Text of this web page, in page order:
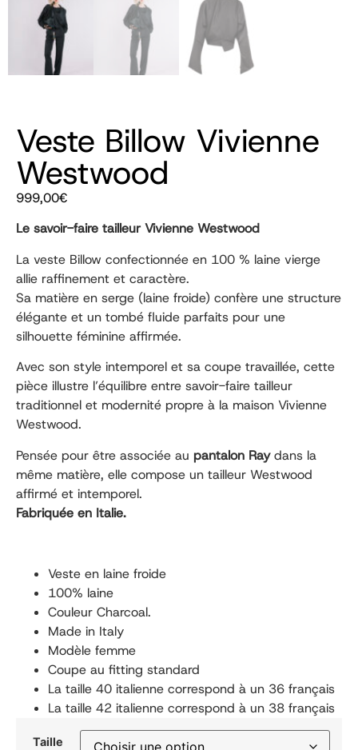
Veste Billow Vivienne
Westwood
999,00€
Le savoir-faire tailleur Vivienne Westwood
La veste Billow confectionnée en 100 % laine vierge
allie raffinement et caractère.
Sa matière en serge (laine froide) confère une structure
élégante et un tombé fluide parfaits pour une
silhouette féminine affirmée.
Avec son style intemporel et sa coupe travaillée, cette
pièce illustre l’équilibre entre savoir-faire tailleur
traditionnel et modernité propre à la maison Vivienne
Westwood.
Pensée pour être associée au pantalon Raydans la
même matière, elle compose un tailleur Westwood
affirmé et intemporel.
Fabriquée en Italie.
Veste en laine froide
100% laine
Couleur Charcoal.
Made in Italy
Modèle femme
Coupe au fitting standard
La taille 40 italienne correspond à un 36 français
La taille 42 italienne correspond à un 38 français
Taille